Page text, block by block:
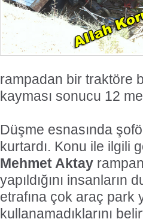
rampadan bir traktöre
kayması sonucu 12
Düşme esnasında
kurtardı. Konu ile ilgili
Mehmet Aktay
yapıldığını insanların
etrafına çok araç park
kullanamadıklarını